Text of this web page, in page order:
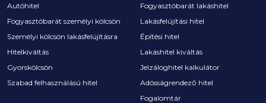
Autóhitel
Fogyasztóbarát személyi kölcsön
Személyi kölcsön lakásfelújításra
Hitelkiváltás
Gyorskölcsön
Szabad felhasználású hitel
Fogyasztóbarát lakáshitel
Lakásfelújítási hitel
Építési hitel
Lakáshitel kiváltás
Jelzáloghitel kalkulátor
Adósságrendező hitel
Fogalomtár